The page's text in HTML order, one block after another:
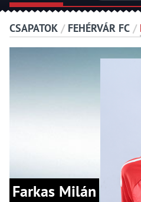
CSAPATOK / FEHÉRVÁR FC /
Farkas Milán